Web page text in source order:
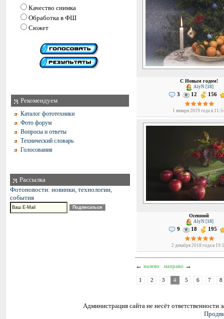
Качество снимка
Обработка в ФШ
Сюжет
Рекомендуем
Каталог фототехники
Фото форум
Вопросы и ответы
Технический словарь
Голосования
Рассылка
Фотоновости: новинки, технологии,
события
С Новым годом!
AlyN [18]
3 12 156
1 января 2019 года в
Осенний
AlyN [18]
9 18 195
2 декабря 2018 года в
← налево направо →
1 2 3 4 5 6 7 8
Администрация сайта не несёт ответственности